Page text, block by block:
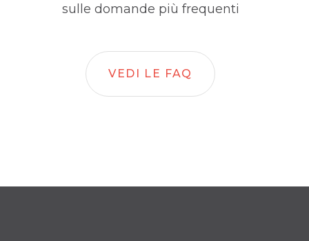
sulle domande più frequenti
VEDI LE FAQ